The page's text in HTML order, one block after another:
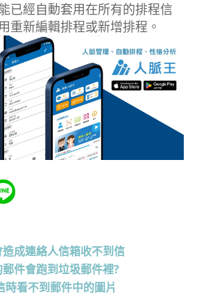
已經自動套用在所有的排程信
重新編輯排程或新增排程。
成連絡人信箱收不到信
件會跑到垃圾郵件裡?
時看不到郵件中的圖片